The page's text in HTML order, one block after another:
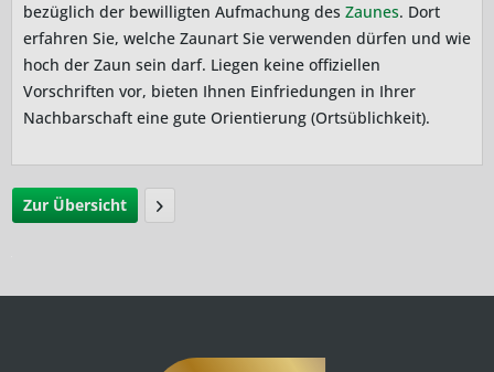
bezüglich der bewilligten Aufmachung des Zaunes. Dort
erfahren Sie, welche Zaunart Sie verwenden dürfen und wie
hoch der Zaun sein darf. Liegen keine offiziellen
Vorschriften vor, bieten Ihnen Einfriedungen in Ihrer
Nachbarschaft eine gute Orientierung (Ortsüblichkeit).
Zur Übersicht